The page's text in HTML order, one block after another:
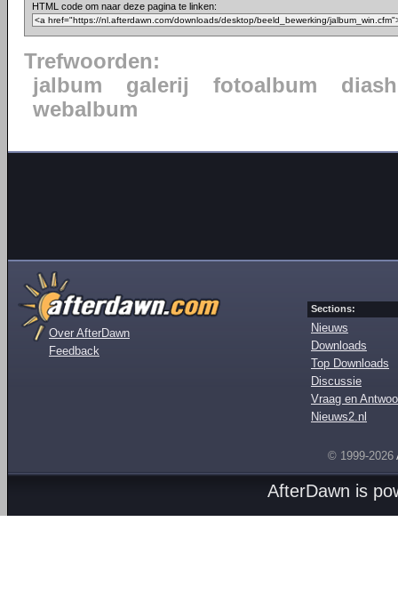
HTML code om naar deze pagina te linken:
Trefwoorden:
jalbum
galerij fotoalbum
webalbum
Over AfterDawn
Feedback
Sections:
Nieuws
Downloads
Top Downloads
Discussie
Vraag en
Nieuws2.nl
© 1999-2026
AfterDawn is